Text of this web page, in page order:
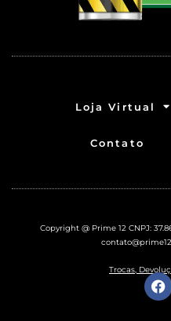
Loja Virtual
Contato
Copyright @ Prime 12 CNPJ:
Trocas,
F
a